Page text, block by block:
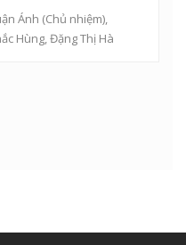
Ánh (Chủ nhiệm),
Hùng,Đặng Thị Hà